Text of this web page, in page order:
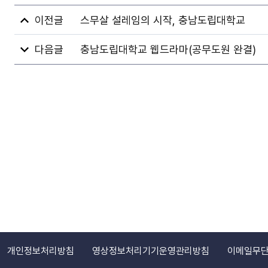
스무살 설레임의 시작, 충남도립대학교
충남도립대학교 웹드라마(공무도원 완결)
개인정보처리방침 영상정보처리기기운영관리방침 이메일무